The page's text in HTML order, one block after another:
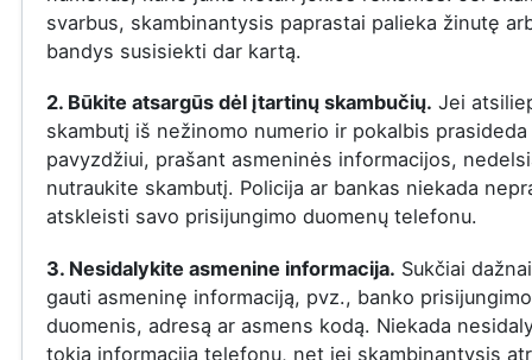
svarbus, skambinantysis paprastai palieka žinutę
bandys susisiekti dar kartą.
2. Būkite atsargūs dėl įtartinų skambučių. Jei
skambutį iš nežinomo numerio ir pokalbis
pavyzdžiui, prašant asmeninės informacijos,
nutraukite skambutį. Policija ar bankas niekada
atskleisti savo prisijungimo duomenų telefonu.
3. Nesidalykite asmenine informacija. Sukčiai
gauti asmeninę informaciją, pvz., banko prisijungimo
duomenis, adresą ar asmens kodą. Niekada
tokia informacija telefonu, net jei skambinantysis